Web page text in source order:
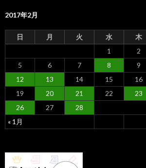
2017年2月
日 月 火 水 木
« 1月
1 2
5
6 7 8 9
12
13 14 15 16
19
20 21 22 23
26
27 28